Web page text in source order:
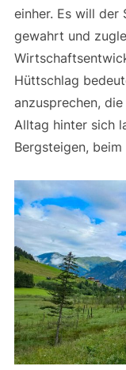
einher. Es will der
gewahrt und
Hüttschlag
anzusprechen,
Alltag hinter sich
Bergsteigen,